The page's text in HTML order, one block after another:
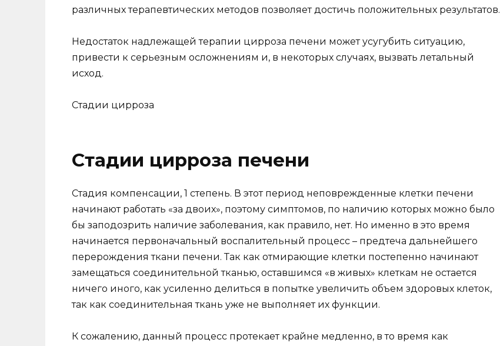
различных терапевтических методов позволяет достичь положительных результатов.
Недостаток надлежащей терапии цирроза печени может усугубить ситуацию,
привести к серьезным осложнениям и, в некоторых случаях, вызвать летальный
исход.
Стадии цирроза
Стадии цирроза печени
Стадия компенсации, 1 степень. В этот период неповрежденные клетки печени
начинают работать «за двоих», поэтому симптомов, по наличию которых можно было
бы заподозрить наличие заболевания, как правило, нет. Но именно в это время
начинается первоначальный воспалительный процесс – предтеча дальнейшего
перерождения ткани печени. Так как отмирающие клетки постепенно начинают
замещаться соединительной тканью, оставшимся «в живых» клеткам не остается
ничего иного, как усиленно делиться в попытке увеличить объем здоровых клеток,
так как соединительная ткань уже не выполняет их функции.
К сожалению, данный процесс протекает крайне медленно, в то время как